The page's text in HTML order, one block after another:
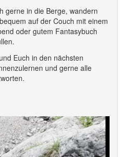
gerne in die Berge, wandern
auf der Couch mit einem
oder gutem Fantasybuch
Euch in den nächsten
und gerne alle